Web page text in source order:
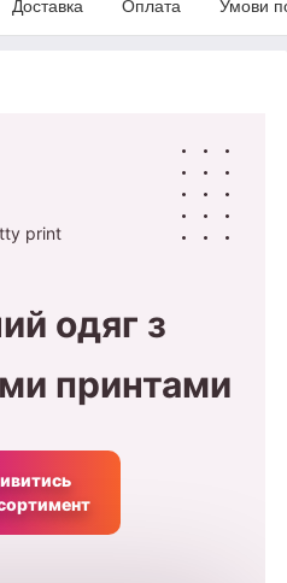
Доставка Оплата Умови
print
одяг з
принтами